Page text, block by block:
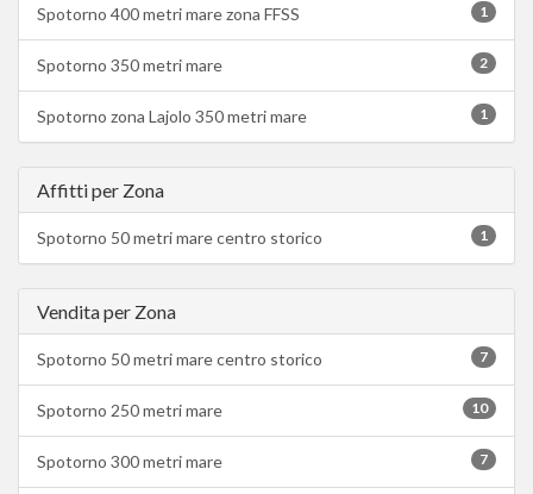
1
Spotorno 400 metri mare zona FFSS
2
Spotorno 350 metri mare
1
Spotorno zona Lajolo 350 metri mare
Affitti per Zona
1
Spotorno 50 metri mare centro storico
Vendita per Zona
7
Spotorno 50 metri mare centro storico
10
Spotorno 250 metri mare
7
Spotorno 300 metri mare